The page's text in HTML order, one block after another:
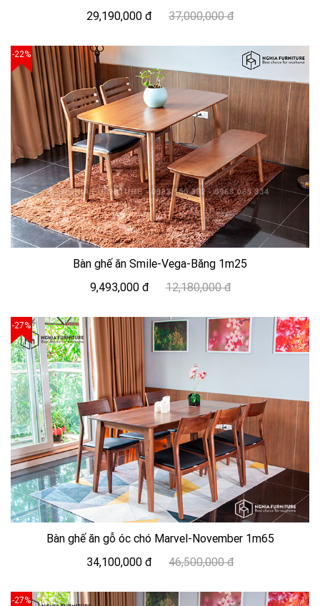
29,190,000 đ
37,000,000 đ
-22%
Bàn ghế ăn Smile-Vega-Băng 1m25
9,493,000 đ
12,180,000 đ
-27%
Bàn ghế ăn gỗ óc chó Marvel-November 1m65
34,100,000 đ
46,500,000 đ
-27%